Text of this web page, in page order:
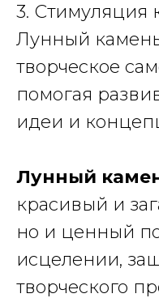
3. Стимуляция
Лунный
творческое
помогая
идеи и
Лунный
красивый и
но и ценный
исцелении,
творческого